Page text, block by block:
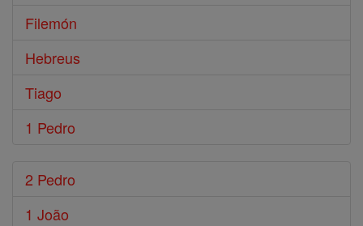
Filemón
Hebreus
Tiago
1 Pedro
2 Pedro
1 João